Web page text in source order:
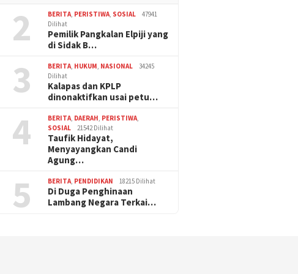
2 BERITA, PERISTIWA, SOSIAL
47941
Dilihat
Pemilik Pangkalan Elpiji yang
di Sidak B…
3 BERITA, HUKUM, NASIONAL
34245
Dilihat
Kalapas dan KPLP
dinonaktifkan usai petu…
4 BERITA, DAERAH, PERISTIWA,
SOSIAL
21542 Dilihat
Taufik Hidayat,
Menyayangkan Candi
Agung…
5 BERITA, PENDIDIKAN 18215 Dilihat
Di Duga Penghinaan
Lambang Negara Terkai…